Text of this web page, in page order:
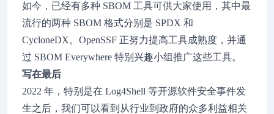
如今，已经有多种 SBOM 工具可供大家使用，其中最
流行的两种 SBOM 格式分别是 SPDX 和
CycloneDX。OpenSSF 正努力提高工具成熟度，并通
过 SBOM Everywhere 特别兴趣小组推广这些工具。
写在最后
2022 年，特别是在 Log4Shell 等开源软件安全事件发
生之后，我们可以看到从行业到政府的众多利益相关